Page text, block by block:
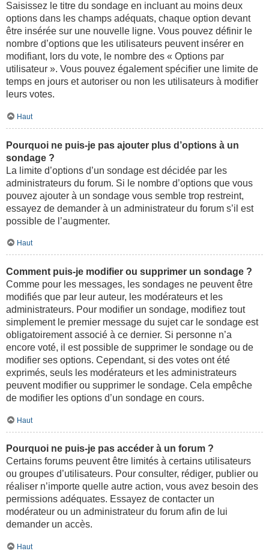
Saisissez le titre du sondage en incluant au moins deux
options dans les champs adéquats, chaque option devant
être insérée sur une nouvelle ligne. Vous pouvez définir le
nombre d’options que les utilisateurs peuvent insérer en
modifiant, lors du vote, le nombre des « Options par
utilisateur ». Vous pouvez également spécifier une limite de
temps en jours et autoriser ou non les utilisateurs à modifier
leurs votes.
Haut
Pourquoi ne puis-je pas ajouter plus d’options à un
sondage ?
La limite d’options d’un sondage est décidée par les
administrateurs du forum. Si le nombre d’options que vous
pouvez ajouter à un sondage vous semble trop restreint,
essayez de demander à un administrateur du forum s’il est
possible de l’augmenter.
Haut
Comment puis-je modifier ou supprimer un sondage ?
Comme pour les messages, les sondages ne peuvent être
modifiés que par leur auteur, les modérateurs et les
administrateurs. Pour modifier un sondage, modifiez tout
simplement le premier message du sujet car le sondage est
obligatoirement associé à ce dernier. Si personne n’a
encore voté, il est possible de supprimer le sondage ou de
modifier ses options. Cependant, si des votes ont été
exprimés, seuls les modérateurs et les administrateurs
peuvent modifier ou supprimer le sondage. Cela empêche
de modifier les options d’un sondage en cours.
Haut
Pourquoi ne puis-je pas accéder à un forum ?
Certains forums peuvent être limités à certains utilisateurs
ou groupes d’utilisateurs. Pour consulter, rédiger, publier ou
réaliser n’importe quelle autre action, vous avez besoin des
permissions adéquates. Essayez de contacter un
modérateur ou un administrateur du forum afin de lui
demander un accès.
Haut